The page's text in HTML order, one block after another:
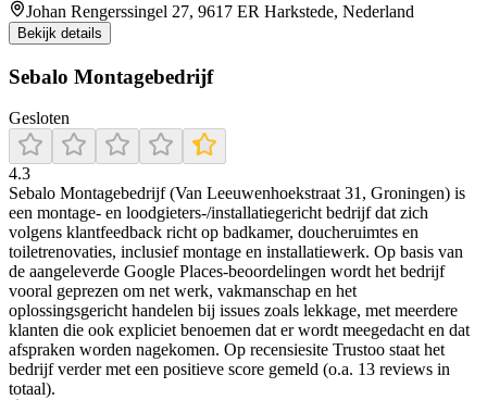
Johan Rengerssingel 27, 9617 ER Harkstede, Nederland
Bekijk details
Sebalo Montagebedrijf
Gesloten
4.3
Sebalo Montagebedrijf (Van Leeuwenhoekstraat 31, Groningen) is
een montage- en loodgieters-/installatiegericht bedrijf dat zich
volgens klantfeedback richt op badkamer, doucheruimtes en
toiletrenovaties, inclusief montage en installatiewerk. Op basis van
de aangeleverde Google Places-beoordelingen wordt het bedrijf
vooral geprezen om net werk, vakmanschap en het
oplossingsgericht handelen bij issues zoals lekkage, met meerdere
klanten die ook expliciet benoemen dat er wordt meegedacht en dat
afspraken worden nagekomen. Op recensiesite Trustoo staat het
bedrijf verder met een positieve score gemeld (o.a. 13 reviews in
totaal).